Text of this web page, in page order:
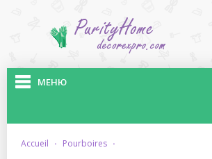
МЕНЮ
accueil · pourboires ·